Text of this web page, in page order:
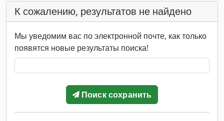
К сожалению, результатов не найдено
Мы уведомим вас по электронной почте, как только
появятся новые результаты поиска!
Поиск сохранить